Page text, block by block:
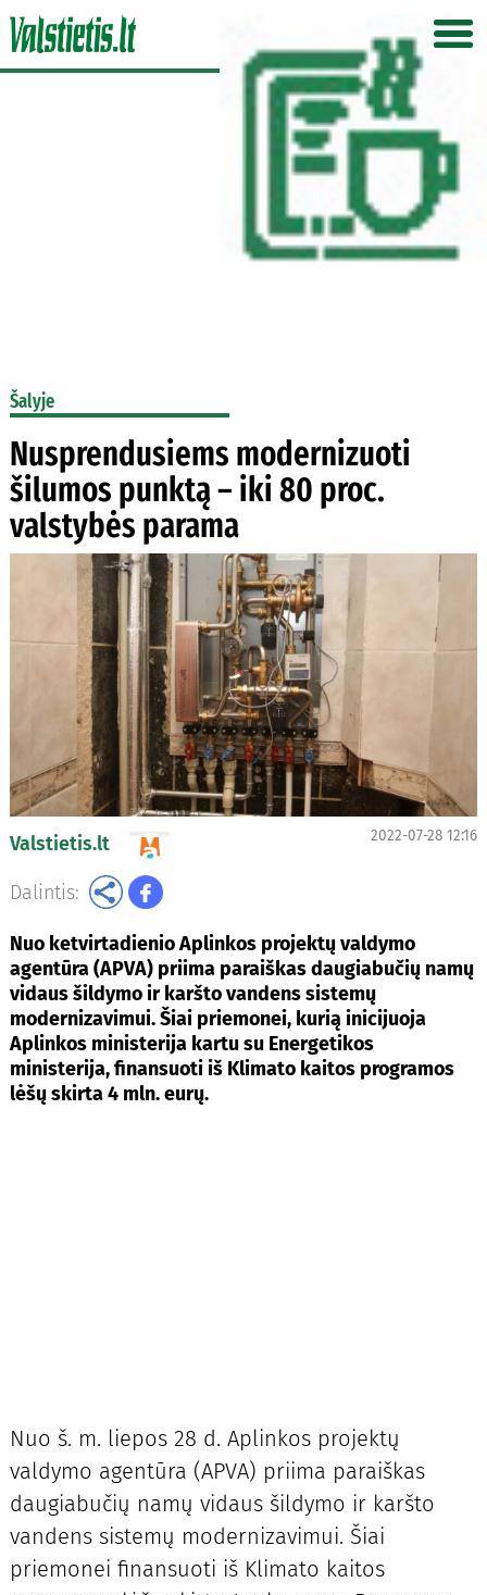
Šalyje
Nusprendusiems modernizuoti
šilumos punktą – iki 80 proc.
valstybės parama
Valstietis.lt 2022-07-28 12:16
Dalintis:
Nuo ketvirtadienio Aplinkos projektų valdymo
agentūra (APVA) priima paraiškas daugiabučių namų
vidaus šildymo ir karšto vandens sistemų
modernizavimui. Šiai priemonei, kurią inicijuoja
Aplinkos ministerija kartu su Energetikos
ministerija, finansuoti iš Klimato kaitos programos
lėšų skirta 4 mln. eurų.
Nuo š. m. liepos 28 d. Aplinkos projektų
valdymo agentūra (APVA) priima paraiškas
daugiabučių namų vidaus šildymo ir karšto
vandens sistemų modernizavimui. Šiai
priemonei finansuoti iš Klimato kaitos